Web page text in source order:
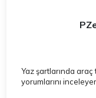
Yaz şartlarında
yorumlarını